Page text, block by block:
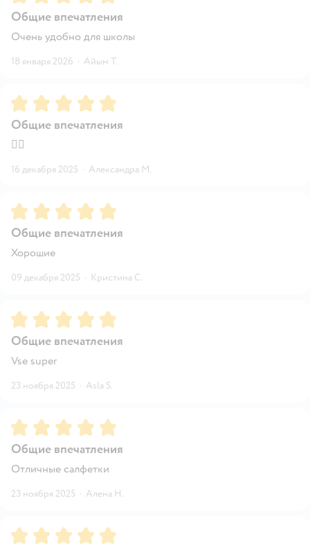
Общие впечатления
Очень удобно для школы
18 января 2026 · Айым Т.
Рейтинг:5
Общие впечатления
👍🏼
16 декабря 2025 · Александра М.
Рейтинг:5
Общие впечатления
Хорошие
09 декабря 2025 · Кристина С.
Рейтинг:5
Общие впечатления
Vse super
23 ноября 2025 · Asla S.
Рейтинг:5
Общие впечатления
Отличные салфетки
23 ноября 2025 · Алена Н.
Рейтинг:5